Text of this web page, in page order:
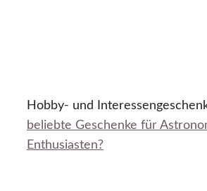
Hobby- und
beliebte Geschenke für
Enthusiasten?